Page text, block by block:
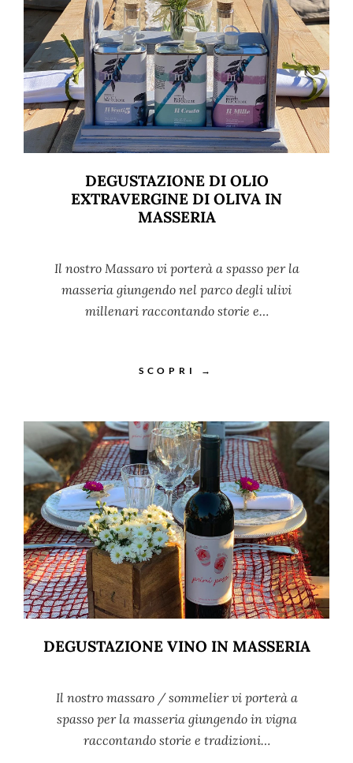
DEGUSTAZIONE DI OLIO
EXTRAVERGINE DI OLIVA IN
MASSERIA
Il nostro Massaro vi porterà a spasso per la
masseria giungendo nel parco degli ulivi
millenari raccontando storie e…
SCOPRI →
DEGUSTAZIONE VINO IN MASSERIA
Il nostro massaro / sommelier vi porterà a
spasso per la masseria giungendo in vigna
raccontando storie e tradizioni…